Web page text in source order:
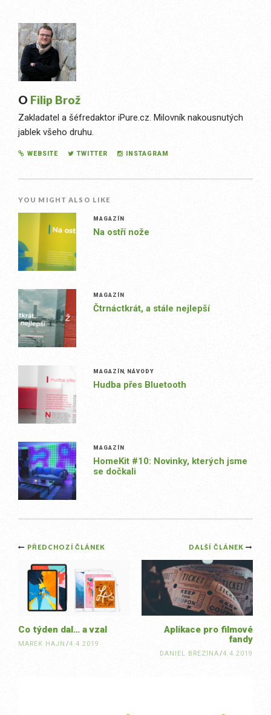
O Filip Brož
Zakladatel a šéfredaktor iPure.cz. Milovník nakousnutých
jablek všeho druhu.
WEBSITE TWITTER INSTAGRAM
YOU MIGHT ALSO LIKE
MAGAZÍN
Na ostří nože
MAGAZÍN
Čtrnáctkrát, a stále nejlepší
MAGAZÍN NÁVODY
Hudba přes Bluetooth
MAGAZÍN
HomeKit #10: Novinky, kterých jsme
se dočkali
Post
navigation
DALŠÍ ČLÁNEK
Aplikace pro filmové
fandy
DANIEL BŘEZINA/4.4.2019
PŘEDCHOZÍ ČLÁNEK
Co týden dal… a vzal
MAREK HAJN /4.4.2019